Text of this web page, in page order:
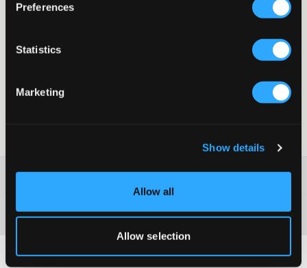
Preferences
Statistics
Marketing
Show details
Allow all
Allow selection
Svart bælte fra Polo Ralph Lauren. Spændet er sølvfarvet, og
Bælte
Farve: Sort
Washing advice
Materiale